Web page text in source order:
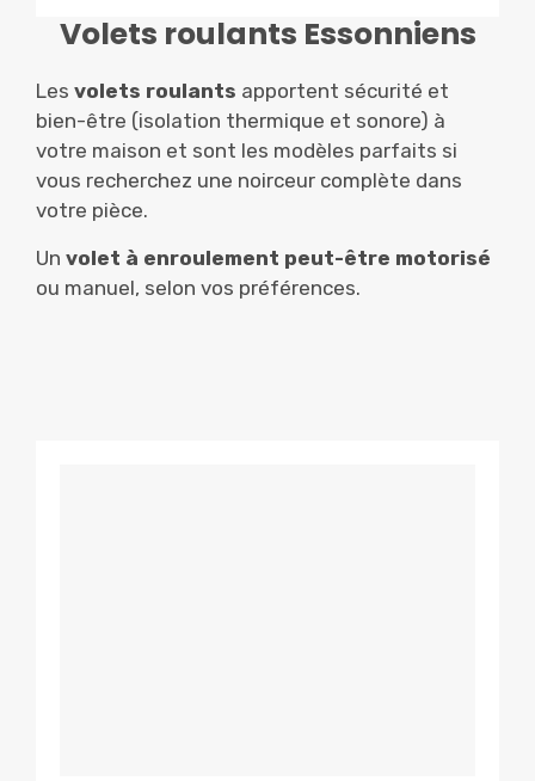
Volets roulants Essonniens
Les volets roulants apportent sécurité et
bien-être (isolation thermique et sonore) à
votre maison et sont les modèles parfaits si
vous recherchez une noirceur complète dans
votre pièce.
Un volet à enroulement peut-être motorisé
ou manuel, selon vos préférences.